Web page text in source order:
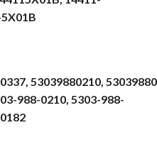
53039880210,
988-0210, 5303-988-